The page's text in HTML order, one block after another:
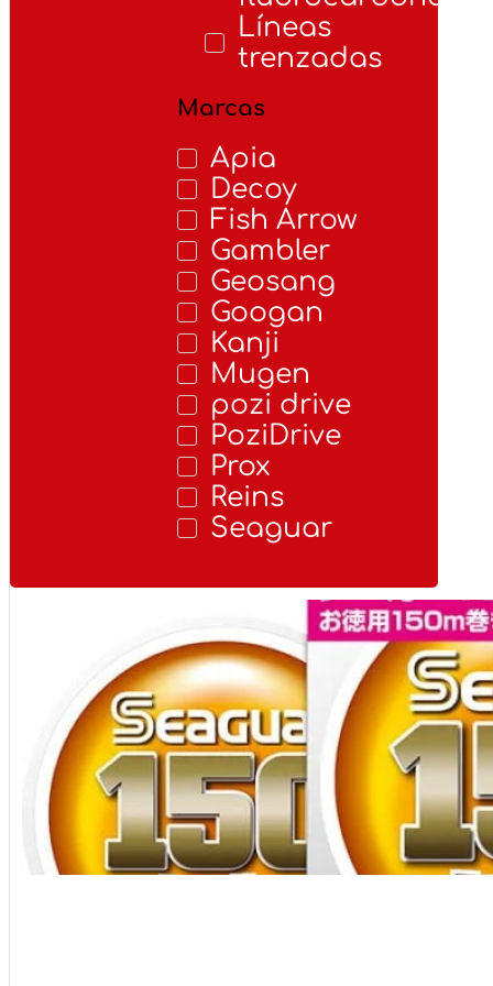
Líneas
trenzadas
Marcas
Apia
Decoy
Fish Arrow
Gambler
Geosang
Googan
Kanji
Mugen
pozi drive
PoziDrive
Prox
Reins
Seaguar